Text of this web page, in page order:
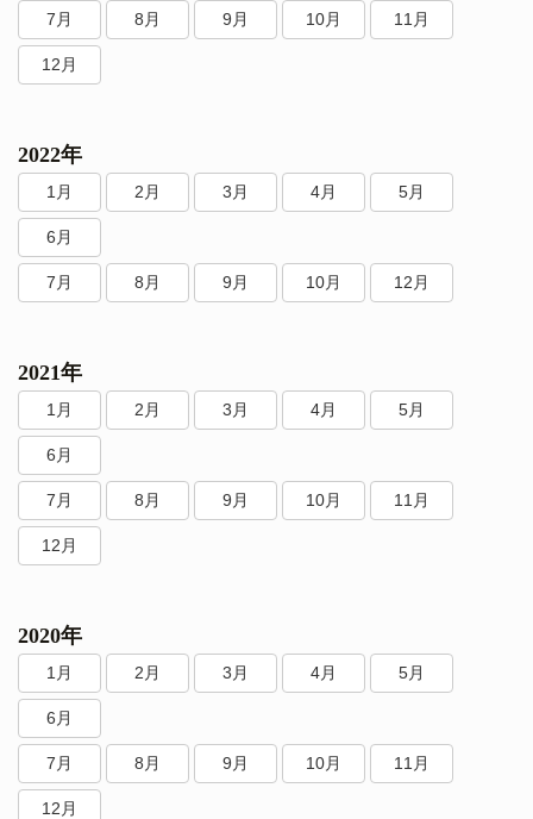
7月 8月 9月 10月 11月
12月
2022年
1月 2月 3月 4月 5月
6月
7月 8月 9月 10月 12月
2021年
1月 2月 3月 4月 5月
6月
7月 8月 9月 10月 11月
12月
2020年
1月 2月 3月 4月 5月
6月
7月 8月 9月 10月 11月
12月